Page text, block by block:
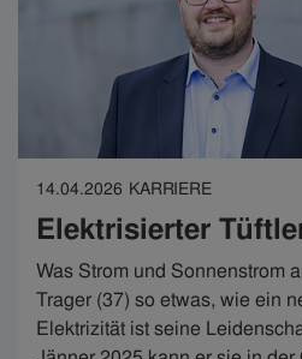
14.04.2026 KARRIERE
Elektrisierter
Was Strom und Sonnenstrom
Trager (37) so etwas, wie ein
Elektrizität ist seine